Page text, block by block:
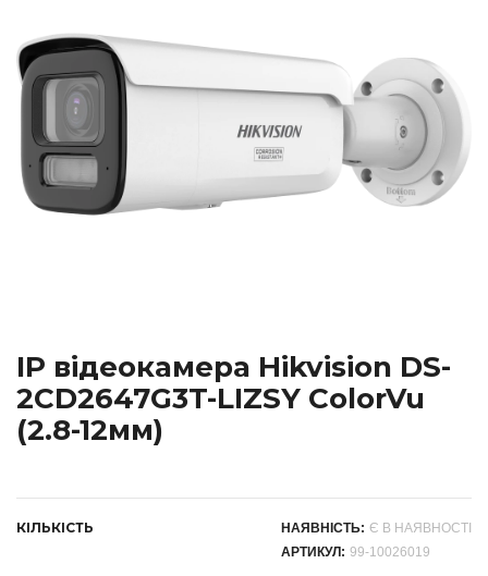
IP відеокамера Hikvision DS-
2CD2647G3T-LIZSY ColorVu
(2.8-12мм)
КІЛЬКІСТЬ НАЯВНІСТЬ: Є В НАЯВНОСТІ
АРТИКУЛ: 99-10026019